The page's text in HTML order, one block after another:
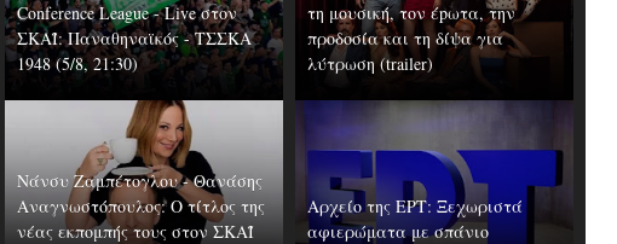
Conference League - Live στον
ΣΚΑΪ: Παναθηναϊκός - ΤΣΣΚΑ
1948 (5/8, 21:30)
τη μουσική, τον έpωτα, την
προδοσία και τη δίψα για
λύτρωση (trailer)
Νάνσυ Ζαμπέτογλου - Θανάσης
Αναγνωστόπουλος: Ο τίτλος της
νέας εκπομπής τους στον ΣΚΑΪ
Αρχείο της ΕΡΤ: Ξεχωριστά
αφιερώματα με σπάνιο